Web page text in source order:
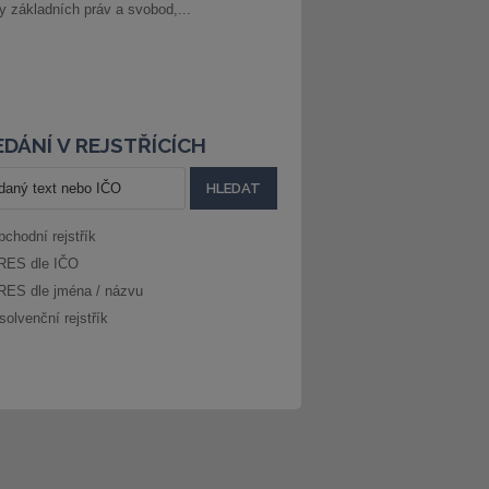
základních práv a svobod,...
V REJSTŘÍCÍCH
rejstřík
dle IČO
dle jména / názvu
rejstřík